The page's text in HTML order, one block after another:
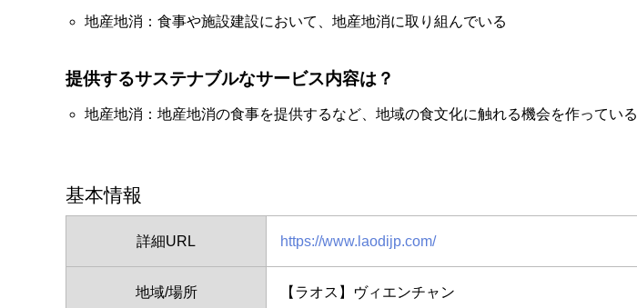
地産地消：食事や施設建設において、地産地消に取り組んでいる
提供するサステナブルなサービス内容は？
地産地消：地産地消の食事を提供するなど、地域の食文化に触れる機会を作っている
基本情報
詳細URL https://www.laodijp.com/
地域/場所 【ラオス】ヴィエンチャン